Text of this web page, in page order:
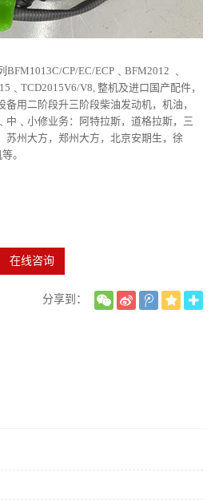
CP/EC/ECP﹑BFM2012 ﹑
V8, 整机及进口国产配件，
用二阶段升三阶段柴油发动机，机油，
中﹑小修业务：阿特拉斯，道格拉斯，三
苏州大方，郑州大方，北京安期生，徐
。
在线咨询
分享到：